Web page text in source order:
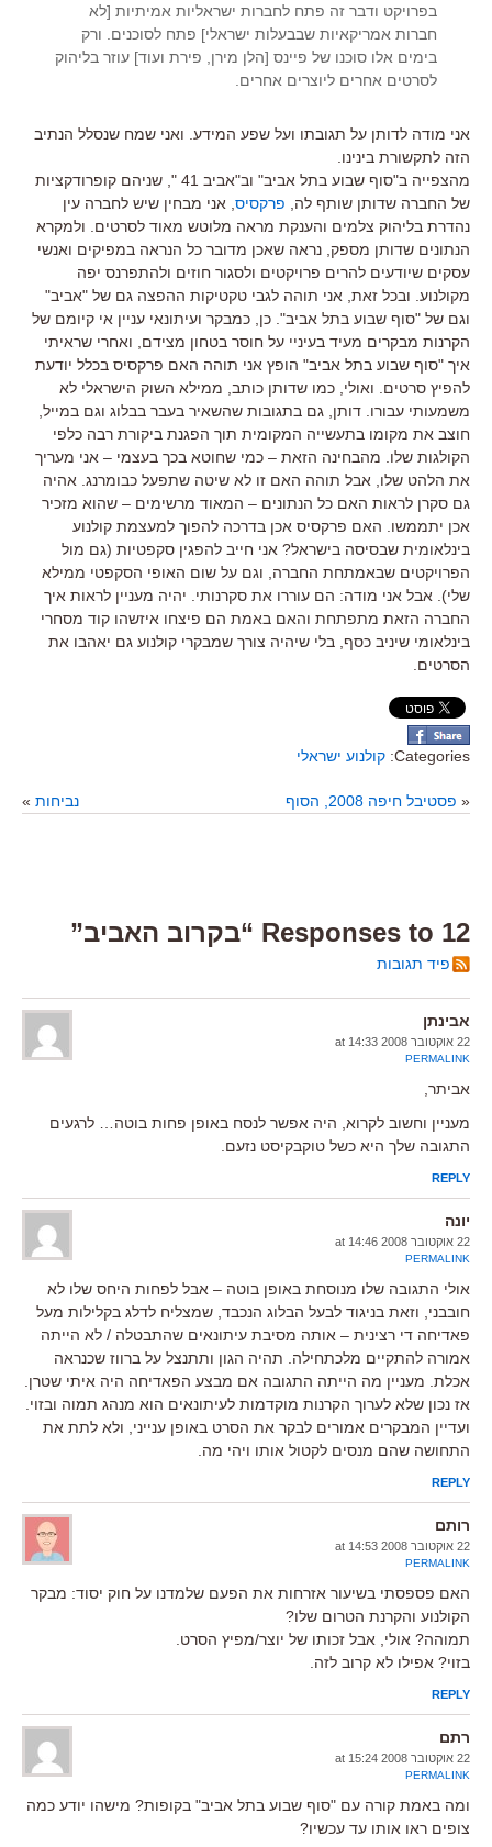
בפרויקט ודבר זה פתח לחברות ישראליות אמיתיות [לא
חברות אמריקאיות שבבעלות ישראלי] פתח לסוכנים. ורק
בימים אלו סוכנו של פיינס [הלן מירן, פירת ועוד] עוזר בליהוק
לסרטים אחרים ליוצרים אחרים.
אני מודה לדותן על תגובתו ועל שפע המידע. ואני שמח שנסלל הנתיב
הזה לתקשורת בינינו.
מהצפייה ב"סוף שבוע בתל אביב" וב"אביב 41 ", שניהם קופרודקציות
של החברה שדותן שותף לה, פרקסיס , אני מבחין שיש לחברה עין
נהדרת בליהוק צלמים והענקת מראה מלוטש מאוד לסרטים. ולמקרא
הנתונים שדותן מספק, נראה שאכן מדובר כל הנראה במפיקים ואנשי
עסקים שיודעים להרים פרויקטים ולסגור חוזים ולהתפרנס יפה
מקולנוע. ובכל זאת, אני תוהה לגבי טקטיקות ההפצה גם של "אביב"
וגם של "סוף שבוע בתל אביב". כן, כמבקר ועיתונאי עניין אי קיומם של
הקרנות מבקרים מעיד בעיניי על חוסר בטחון מצידם, ואחרי שראיתי
איך "סוף שבוע בתל אביב" הופץ אני תוהה האם פרקסיס בכלל יודעת
להפיץ סרטים. ואולי, כמו שדותן כותב, ממילא השוק הישראלי לא
משמעותי עבורו. דותן, גם בתגובות שהשאיר בעבר בבלוג וגם במייל,
חוצב את מקומו בתעשייה המקומית תוך הפגנת ביקורת רבה כלפי
הקולגות שלו. מהבחינה הזאת – כמי שחוטא בכך בעצמי – אני מעריך
את הלהט שלו, אבל תוהה האם זו לא שיטה שתפעל כבומרנג. אהיה
גם סקרן לראות האם כל הנתונים – המאוד מרשימים – שהוא מזכיר
אכן יתממשו. האם פרקסיס אכן בדרכה להפוך למעצמת קולנוע
בינלאומית שבסיסה בישראל? אני חייב להפגין סקפטיות (גם מול
הפרויקטים שבאמתחת החברה, וגם על שום האופי הסקפטי ממילא
שלי). אבל אני מודה: הם עוררו את סקרנותי. יהיה מעניין לראות איך
החברה הזאת מתפתחת והאם באמת הם פיצחו איזשהו קוד מסחרי
בינלאומי שיניב כסף, בלי שיהיה צורך שמבקרי קולנוע גם יאהבו את
הסרטים.
Categories: קולנוע ישראלי
« פסטיבל חיפה 2008, הסוף נביחות »
12 Responses to “בקרוב האביב”
פיד תגובות
אבינתן
22 אוקטובר 2008 at 14:33
PERMALINK
אביתר,
מעניין וחשוב לקרוא, היה אפשר לנסח באופן פחות בוטה… לרגעים
התגובה שלך היא כשל טוקבקיסט נזעם.
REPLY
יונה
22 אוקטובר 2008 at 14:46
PERMALINK
אולי התגובה שלו מנוסחת באופן בוטה – אבל לפחות היחס שלו לא
חובבני, וזאת בניגוד לבעל הבלוג הנכבד, שמצליח לדלג בקלילות מעל
פאדיחה די רצינית – אותה מסיבת עיתונאים שהתבטלה / לא הייתה
אמורה להתקיים מלכתחילה. תהיה הגון ותתנצל על ברווז שכנראה
אכלת. מעניין מה הייתה התגובה אם מבצע הפאדיחה היה איתי שטרן.
אז נכון שלא לערוך הקרנות מוקדמות לעיתונאים הוא מנהג תמוה ובזוי.
ועדיין המבקרים אמורים לבקר את הסרט באופן ענייני, ולא לתת את
התחושה שהם מנסים לקטול אותו ויהי מה.
REPLY
רותם
22 אוקטובר 2008 at 14:53
PERMALINK
האם פספסתי בשיעור אזרחות את הפעם שלמדנו על חוק יסוד: מבקר
הקולנוע והקרנת הטרום שלו?
תמוהה? אולי, אבל זכותו של יוצר/מפיץ הסרט.
בזוי? אפילו לא קרוב לזה.
REPLY
רתם
22 אוקטובר 2008 at 15:24
PERMALINK
ומה באמת קורה עם "סוף שבוע בתל אביב" בקופות? מישהו יודע כמה
צופים ראו אותו עד עכשיו?